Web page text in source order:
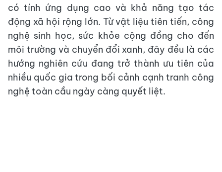
có tính ứng dụng cao và khả năng tạo tác
động xã hội rộng lớn. Từ vật liệu tiên tiến, công
nghệ sinh học, sức khỏe cộng đồng cho đến
môi trường và chuyển đổi xanh, đây đều là các
hướng nghiên cứu đang trở thành ưu tiên của
nhiều quốc gia trong bối cảnh cạnh tranh công
nghệ toàn cầu ngày càng quyết liệt.